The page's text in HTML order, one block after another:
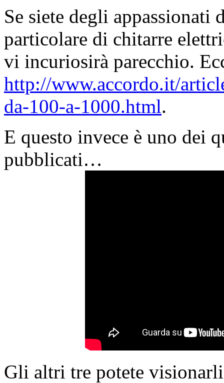
Se siete degli
particolare di chitarre
vi incuriosirà parecchio.
http://www.accordo.it/
da-100-a-1000.html.
E questo invece è uno dei
pubblicati…
Gli altri tre potete